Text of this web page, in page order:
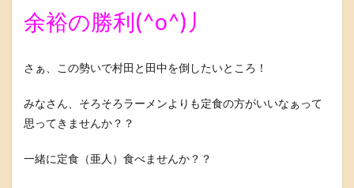
余裕の勝利(^o^)丿
さぁ、この勢いで村田と田中を倒したいところ！
みなさん、そろそろラーメンよりも定食の方がいいなぁって
思ってきませんか？？
一緒に定食（亜人）食べませんか？？